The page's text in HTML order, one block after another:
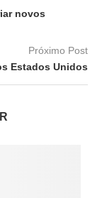
novos
Próximo Post
Estados Unidos